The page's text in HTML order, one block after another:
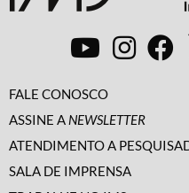
FALE CONOSCO
ASSINE A NEWSLETTER
ATENDIMENTO A
SALA DE IMPRENSA